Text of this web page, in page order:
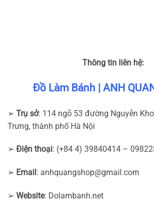
Thông tin liên hệ:
Đồ Làm Bánh | ANH
➢ Trụ sở: 114 ngõ 53 đường Nguyễn
Trưng, thành phố Hà Nội
➢ Điện thoại: (+84 4) 39840414 –
➢ Email: anhquangshop@gmail.com
➢ Website: Dolambanh.net